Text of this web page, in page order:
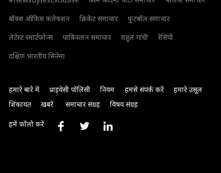
बॉक्स ऑफिस कलेक्शन
क्रिकेट समाचार
फुटबॉल समाचार
लेटेस्ट स्मार्टफोन्स
पाकिस्तान समाचार राहुल गांधी
रेसिपी
दक्षिण भारतीय सिनेमा
हमारे बारे में प्राइवेसी पॉलिसी नियम हमसे संपर्क करें
हमारे उसूल
शिकायत
खबरें समाचार संग्रह विषय संग्रह
हमें फॉलो करें